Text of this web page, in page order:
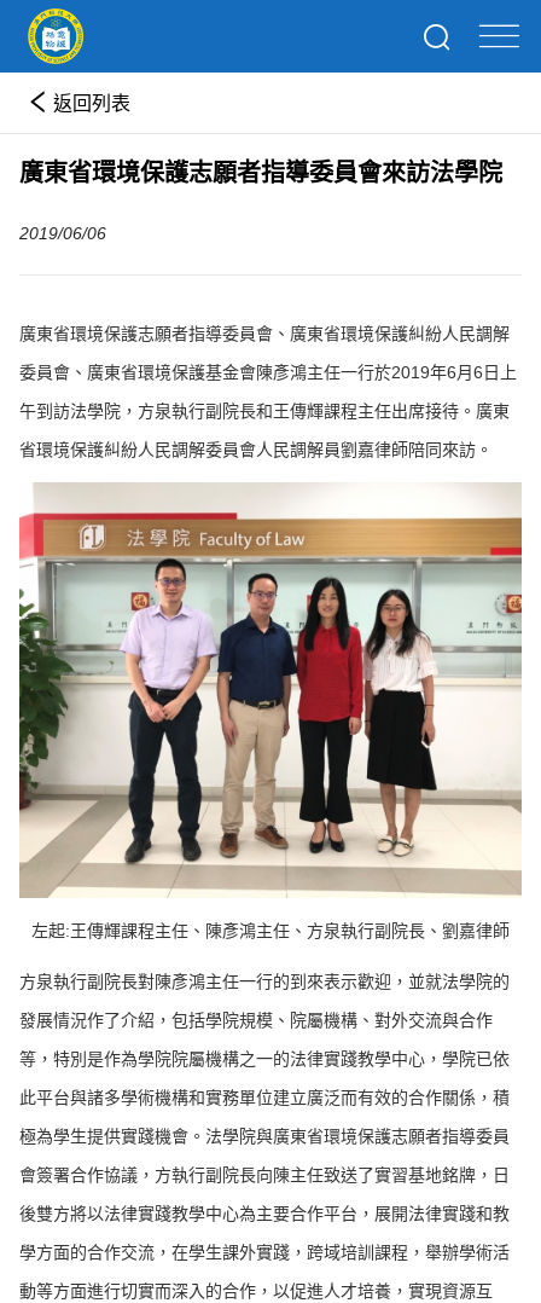
返回列表
廣東省環境保護志願者指導委員會來訪法學院
2019/06/06
廣東省環境保護志願者指導委員會、廣東省環境保護糾紛人民調解
委員會、廣東省環境保護基金會陳彥鴻主任一行於2019年6月6日上
午到訪法學院，方泉執行副院長和王傳輝課程主任出席接待。廣東
省環境保護糾紛人民調解委員會人民調解員劉嘉律師陪同來訪。
左起:王傳輝課程主任、陳彥鴻主任、方泉執行副院長、劉嘉律師
方泉執行副院長對陳彥鴻主任一行的到來表示歡迎，並就法學院的
發展情況作了介紹，包括學院規模、院屬機構、對外交流與合作
等，特別是作為學院院屬機構之一的法律實踐教學中心，學院已依
此平台與諸多學術機構和實務單位建立廣泛而有效的合作關係，積
極為學生提供實踐機會。法學院與廣東省環境保護志願者指導委員
會簽署合作協議，方執行副院長向陳主任致送了實習基地銘牌，日
後雙方將以法律實踐教學中心為主要合作平台，展開法律實踐和教
學方面的合作交流，在學生課外實踐，跨域培訓課程，舉辦學術活
動等方面進行切實而深入的合作，以促進人才培養，實現資源互